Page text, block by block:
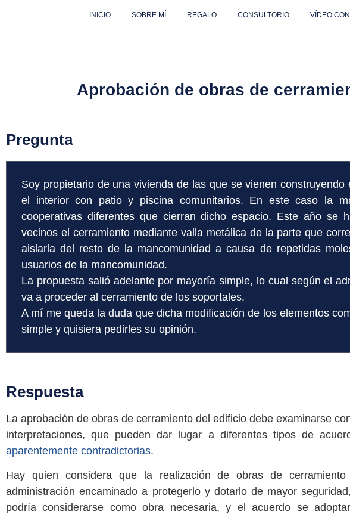
INICIO SOBRE MÍ REGALO CONSULTORIO VÍDEO
Aprobación de obras de
Pregunta
Soy propietario de una vivienda de las que se vienen
el interior con patio y piscina comunitarios. En este caso la
cooperativas diferentes que cierran dicho espacio. Este año se
vecinos el cerramiento mediante valla metálica de la parte que
aislarla del resto de la mancomunidad a causa de repetidas
usuarios de la mancomunidad.
La propuesta salió adelante por mayoría simple, lo cual según el
va a proceder al cerramiento de los soportales.
A mí me queda la duda que dicha modificación de los elementos
simple y quisiera pedirles su opinión.
Respuesta
La aprobación de obras de cerramiento del edificio debe examinarse
interpretaciones, que pueden dar lugar a diferentes tipos de
aparentemente contradictorias.
Hay quien considera que la realización de obras de
administración encaminado a protegerlo y dotarlo de mayor
podría considerarse como obra necesaria, y el acuerdo se